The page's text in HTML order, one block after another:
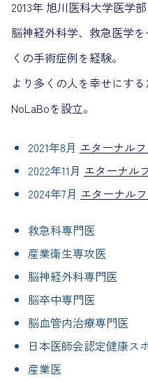
2013年 旭川医科大学医学
脳神経外科学、救急医学
くの手術症例を経験。
より多くの人を幸せにす
NoLaBoを設立。
2021年8月 エターナル
2022年11月 エターナル
2024年7月 エターナル
救急科専門医
産業衛生専攻医
脳神経外科専門医
脳卒中専門医
脳血管内治療専門医
日本医師会認定健康ス
産業医